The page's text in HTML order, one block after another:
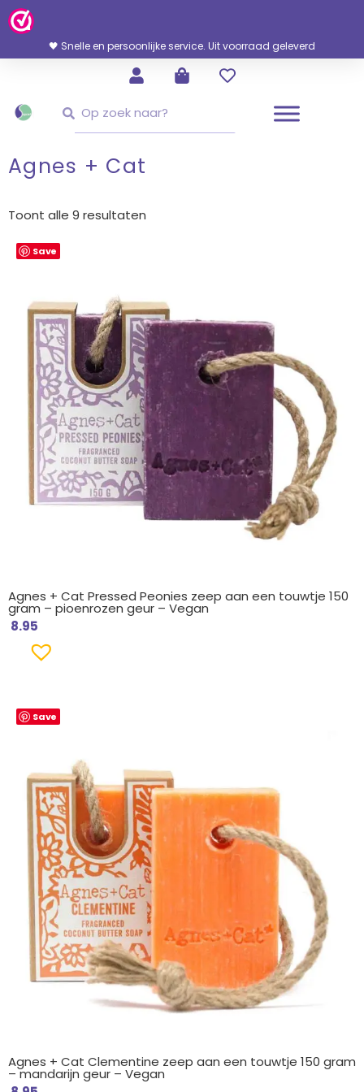
Ga
Naar
Inhoud
🖤 Snelle en persoonlijke service. Uit voorraad geleverd
Agnes + Cat
Toont alle 9 resultaten
Save
Agnes + Cat Pressed Peonies zeep aan een touwtje 150
gram – pioenrozen geur – Vegan
8.95
Save
Agnes + Cat Clementine zeep aan een touwtje 150 gram
– mandarijn geur – Vegan